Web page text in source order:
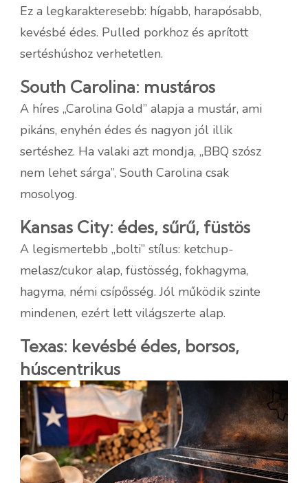
Ez a legkarakteresebb: hígabb, harapósabb,
kevésbé édes. Pulled porkhoz és aprított
sertéshúshoz verhetetlen.
South Carolina: mustáros
A híres „Carolina Gold” alapja a mustár, ami
pikáns, enyhén édes és nagyon jól illik
sertéshez. Ha valaki azt mondja, „BBQ szósz
nem lehet sárga”, South Carolina csak
mosolyog.
Kansas City: édes, sűrű, füstös
A legismertebb „bolti” stílus: ketchup-
melasz/cukor alap, füstösség, fokhagyma,
hagyma, némi csípősség. Jól működik szinte
mindenen, ezért lett világszerte alap.
Texas: kevésbé édes, borsos,
húscentrikus